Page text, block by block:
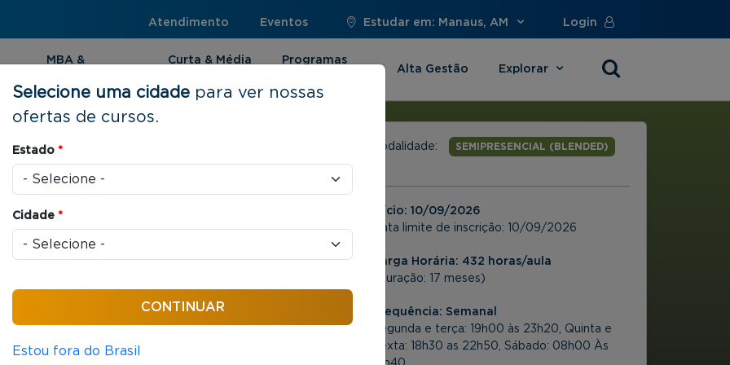
Atendimento Eventos Estudar em: Manaus, AM Login
MBA &
Curta & Média
Programas
Alta Gestão Explorar
Modalidade: SEMIPRESENCIAL (BLENDED)
Início: 10/09/2026
Data limite de inscrição: 10/09/2026
Carga Horária: 432 horas/aula
(Duração: 17 meses)
Frequência: Semanal
Segunda e terça: 19h00 às 23h20, Quinta e
Sexta: 18h30 as 22h50, Sábado: 08h00 Às
de Projetos
/ aula
Gerenciamento
Selecione uma cidade para ver nossas
ofertas de cursos.
Estado *
Cidade *
Estou fora do Brasil